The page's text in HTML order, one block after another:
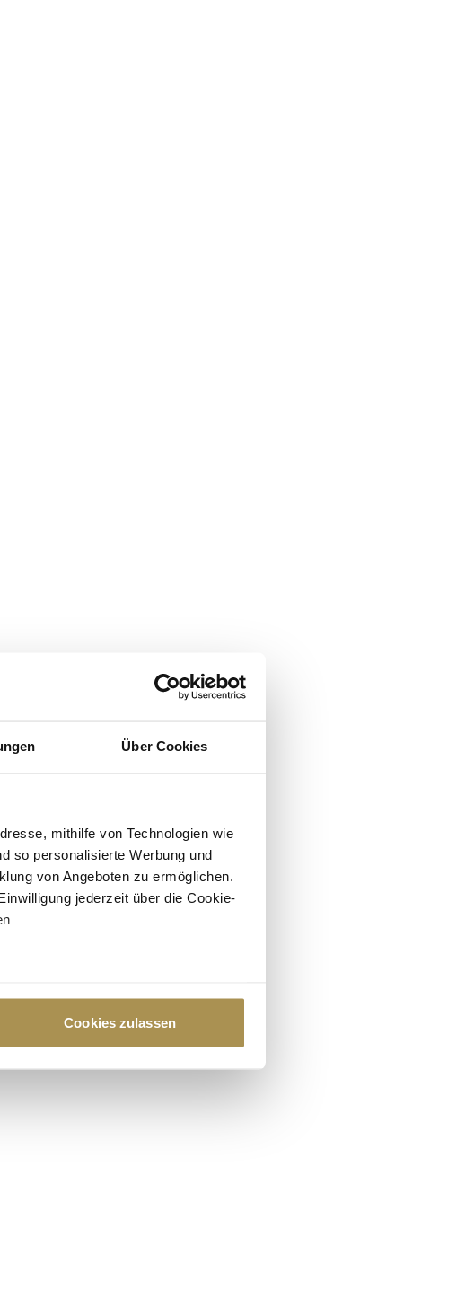
Über Cookies
mithilfe von Technologien wie
so personalisierte Werbung und
von Angeboten zu ermöglichen.
jederzeit über die Cookie-
Sie Ihre Präferenzen im
Medien anbieten zu können
zu Ihrer Verwendung unserer
Partner führen diese Informationen
die sie im Rahmen Ihrer Nutzung
Cookies zulassen